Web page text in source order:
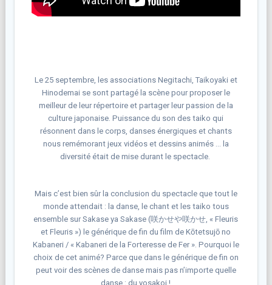
Le 25 septembre, les associations Negitachi, Taikoyaki et
Hinodemai ​se sont partagé la scène pour proposer le
meilleur de leur répertoire et partager leur passion de la
culture japonaise. Puissance du son des taiko qui
résonnent dans le corps, danses énergiques et chants
nous remémorant jeux vidéos et dessins animés … la
diversité était de mise durant le spectacle. ​
Mais c’est bien sûr la conclusion du spectacle que tout le
monde attendait : la danse, le chant et les taiko tous
ensemble sur Sakase ya Sakase (咲かせや咲かせ, « Fleuris
et Fleuris ») le générique de fin du film de Kōtetsujō no
Kabaneri / « Kabaneri de la Forteresse de Fer ». Pourquoi le
choix de cet animé? Parce que dans le générique de fin on
peut voir des scènes de danse mais pas n’importe quelle
danse : du yosakoi !